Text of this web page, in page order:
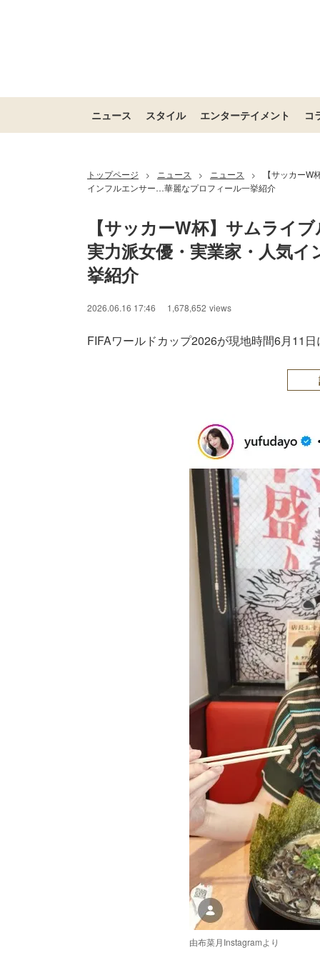
ニュース スタイル エンターテイメント コ
トップページ > ニュース > ニュース >
【サッカー
インフルエンサー…華麗なプロフィール一挙紹介
【サッカーW杯】サムライ
実力派女優・実業家・人気
挙紹介
2026.06.16 17:46 1,678,652 views
FIFAワールドカップ2026が現地時間6月11
由布菜月Instagramより